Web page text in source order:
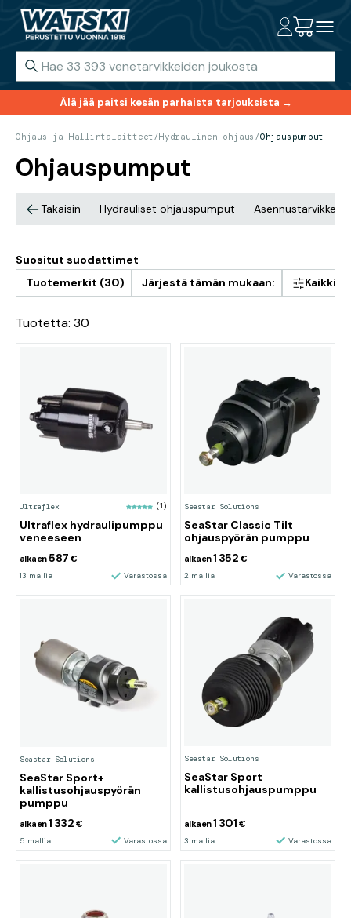
Älä jää paitsi kesän parhaista tarjouksista →
Ohjaus ja Hallintalaitteet /Hydraulinen ohjaus /Ohjauspumput
Ohjauspumput
Takaisin Hydrauliset ohjauspumput
Suositut suodattimet
Tuotemerkit (30)
Järjestä tämän mukaan: Kaikki
Tuotetta: 30
Ultraflex (1)
Ultraflex hydraulipumppu
veneeseen
alkaen587 €
13 mallia Varastossa
Seastar Solutions
SeaStar Classic Tilt
ohjauspyörän pumppu
alkaen1 352 €
2 mallia Varastossa
Seastar Solutions
SeaStar Sport+
kallistusohjauspyörän
pumppu
alkaen1 332 €
5 mallia Varastossa
Seastar Solutions
SeaStar Sport
kallistusohjauspumppu
alkaen1 301 €
3 mallia Varastossa